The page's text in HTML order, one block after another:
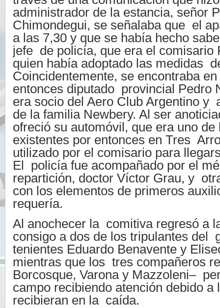
administrador de la estancia, señor
Chimondegui, se señalaba que el
a las 7,30 y que se había hecho
jefe de policía, que era el comisario
quien había adoptado las medidas
Coincidentemente, se encontraba
entonces diputado provincial Pedro
era socio del Aero Club Argentino y
de la familia Newbery. Al ser
ofreció su automóvil, que era uno de
existentes por entonces en Tres
utilizado por el comisario para
El policía fue acompañado por el
repartición, doctor Víctor Grau, y
con los elementos de primeros
requería.
Al anochecer la comitiva regresó a
consigo a dos de los tripulantes del
tenientes Eduardo Benavente y
mientras que los tres compañeros
Borcosque, Varona y Mazzoleni–
campo recibiendo atención debido a
recibieran en la caída.